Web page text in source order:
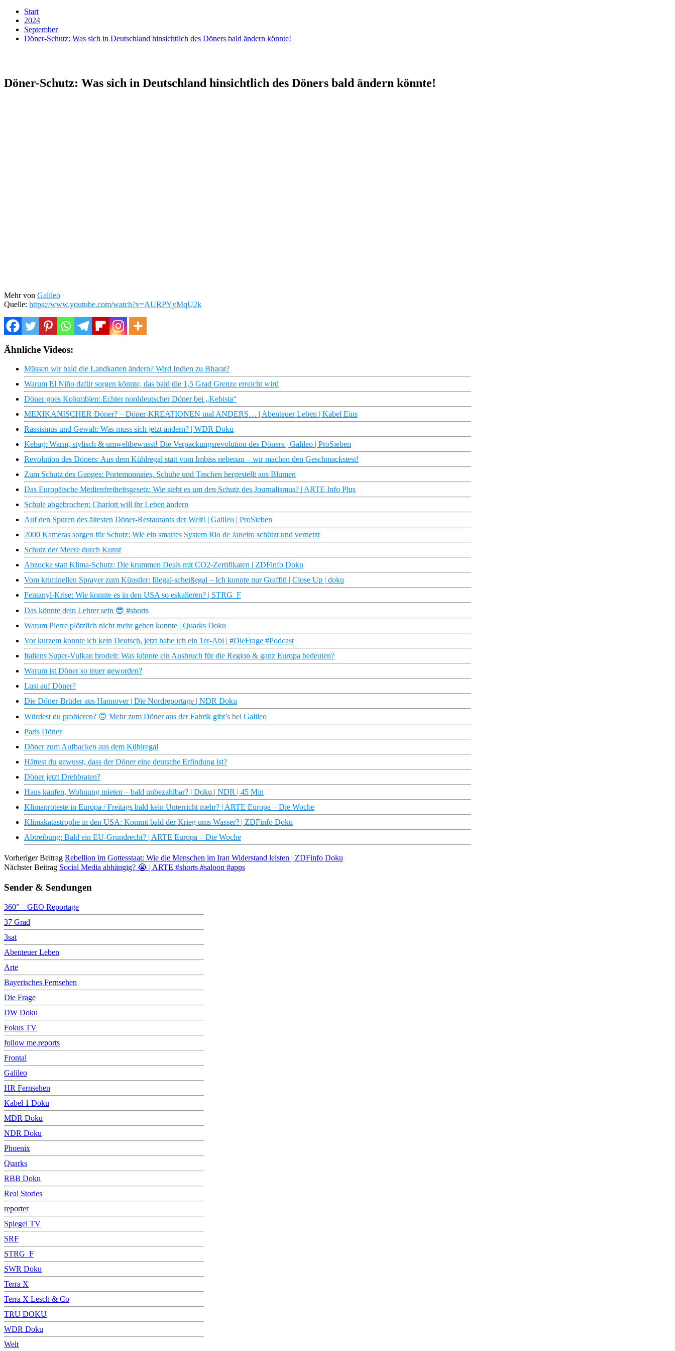
Start
2024
September
Döner-Schutz: Was sich in Deutschland hinsichtlich des Döners bald ändern könnte!
Döner-Schutz: Was sich in Deutschland hinsichtlich des Döners bald ändern könnte!
Mehr von Galileo
Quelle: https://www.youtube.com/watch?v=AURPYyMqU2k
Ähnliche Videos:
Müssen wir bald die Landkarten ändern? Wird Indien zu Bharat?
Warum El Niño dafür sorgen könnte, das bald die 1,5 Grad Grenze erreicht wird
Döner goes Kolumbien: Echter norddeutscher Döner bei „Kebista“
MEXIKANISCHER Döner? – Döner-KREATIONEN mal ANDERS… | Abenteuer Leben | Kabel Eins
Rassismus und Gewalt: Was muss sich jetzt ändern? | WDR Doku
Kebag: Warm, stylisch & umweltbewusst! Die Verpackungsrevolution des Döners | Galileo | ProSieben
Revolution des Döners: Aus dem Kühlregal statt vom Imbiss nebenan – wir machen den Geschmackstest!
Zum Schutz des Ganges: Portemonnaies, Schuhe und Taschen hergestellt aus Blumen
Das Europäische Medienfreiheitsgesetz: Wie steht es um den Schutz des Journalismus? | ARTE Info Plus
Schule abgebrochen: Charlott will ihr Leben ändern
Auf den Spuren des ältesten Döner-Restaurants der Welt! | Galileo | ProSieben
2000 Kameras sorgen für Schutz: Wie ein smartes System Rio de Janeiro schützt und vernetzt
Schutz der Meere durch Kunst
Abzocke statt Klima-Schutz: Die krummen Deals mit CO2-Zertifikaten | ZDFinfo Doku
Vom kriminellen Sprayer zum Künstler: Illegal-scheißegal – Ich konnte nur Graffiti | Close Up | doku
Fentanyl-Krise: Wie konnte es in den USA so eskalieren? | STRG_F
Das könnte dein Lehrer sein 😎 #shorts
Warum Pierre plötzlich nicht mehr gehen konnte | Quarks Doku
Vor kurzem konnte ich kein Deutsch, jetzt habe ich ein 1er-Abi | #DieFrage #Podcast
Italiens Super-Vulkan brodelt: Was könnte ein Ausbruch für die Region & ganz Europa bedeuten?
Warum ist Döner so teuer geworden?
Lust auf Döner?
Die Döner-Brüder aus Hannover | Die Nordreportage | NDR Doku
Würdest du probieren? 🙃 Mehr zum Döner aus der Fabrik gibt’s bei Galileo
Paris Döner
Döner zum Aufbacken aus dem Kühlregal
Hättest du gewusst, dass der Döner eine deutsche Erfindung ist?
Döner jetzt Drehbraten?
Haus kaufen, Wohnung mieten – bald unbezahlbar? | Doku | NDR | 45 Min
Klimaproteste in Europa / Freitags bald kein Unterricht mehr? | ARTE Europa – Die Woche
Klimakatastrophe in den USA: Kommt bald der Krieg ums Wasser? | ZDFinfo Doku
Abtreibung: Bald ein EU-Grundrecht? | ARTE Europa – Die Woche
Vorheriger Beitrag Rebellion im Gottesstaat: Wie die Menschen im Iran Widerstand leisten | ZDFinfo Doku
Nächster Beitrag Social Media abhängig? 😭 | ARTE #shorts #saloon #apps
Sender & Sendungen
360° – GEO Reportage
37 Grad
3sat
Abenteuer Leben
Arte
Bayerisches Fernsehen
Die Frage
DW Doku
Fokus TV
follow me.reports
Frontal
Galileo
HR Fernsehen
Kabel 1 Doku
MDR Doku
NDR Doku
Phoenix
Quarks
RBB Doku
Real Stories
reporter
Spiegel TV
SRF
STRG_F
SWR Doku
Terra X
Terra X Lesch & Co
TRU DOKU
WDR Doku
Welt